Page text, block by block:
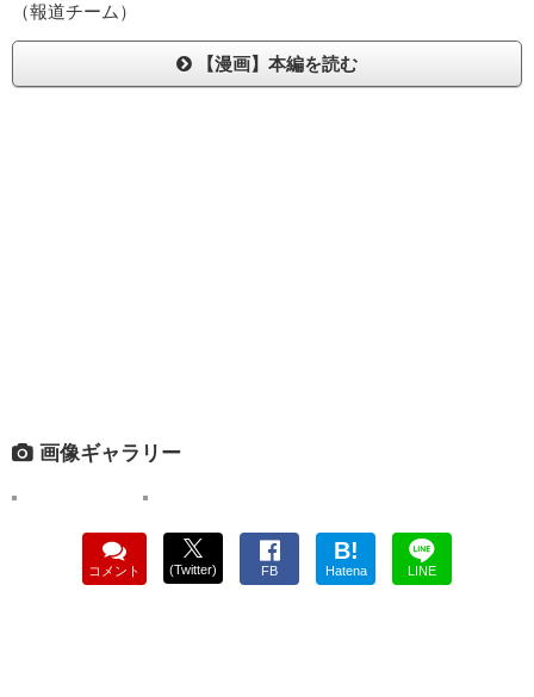
（報道チーム）
【漫画】本編を読む
画像ギャラリー
コメント (Twitter) FB
B!
Hatena LINE